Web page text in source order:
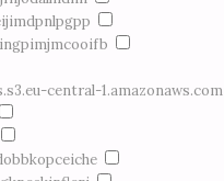
central-1.amazonaws.com